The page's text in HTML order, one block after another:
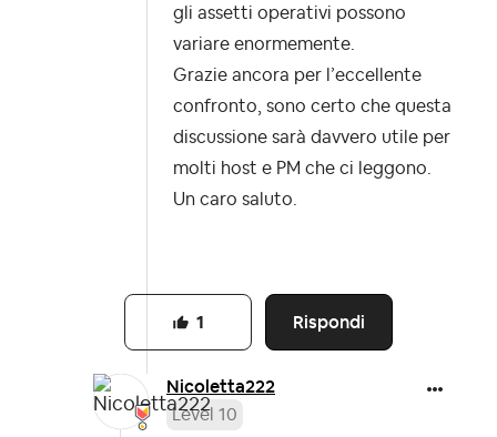
gli assetti operativi possono
variare enormemente.
Grazie ancora per l’eccellente
confronto, sono certo che questa
discussione sarà davvero utile per
molti host e PM che ci leggono.
Un caro saluto.
Rispondi
1
Nicoletta222
Level 10